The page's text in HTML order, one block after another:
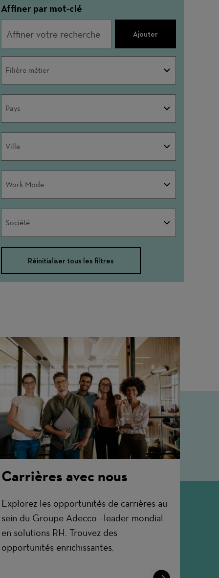
Affiner par mot-clé
Ajouter
Filière métier
Pays
Ville
Work Mode
Société
Réinitialiser tous les filtres
Carrières avec nous
Explorez les opportunités de carrières au
sein du Groupe Adecco : leader mondial
en solutions RH. Trouvez des
opportunités enrichissantes.